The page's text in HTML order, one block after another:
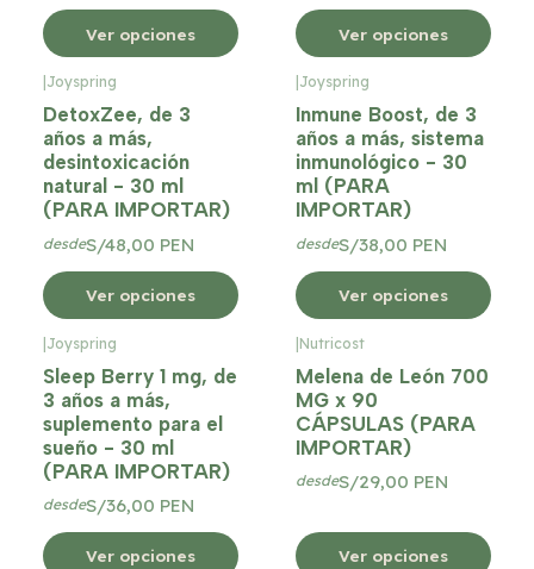
Ver opciones Ver opciones
Joyspring
DetoxZee, de 3
años a más,
desintoxicación
natural - 30 ml
(PARA IMPORTAR)
desdeS/48,00 PEN
Ver opciones
Joyspring
Inmune Boost, de 3
años a más, sistema
inmunológico - 30
ml (PARA
IMPORTAR)
desdeS/38,00 PEN
Ver opciones
|Joyspring
Sleep Berry 1 mg, de
3 años a más,
suplemento para el
sueño - 30 ml
(PARA IMPORTAR)
desdeS/36,00 PEN
Ver opciones
|Nutricost
Melena de León 700
MG x 90
CÁPSULAS (PARA
IMPORTAR)
desdeS/29,00 PEN
Ver opciones